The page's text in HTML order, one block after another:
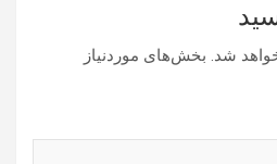
شد. بخش‌های موردنیاز